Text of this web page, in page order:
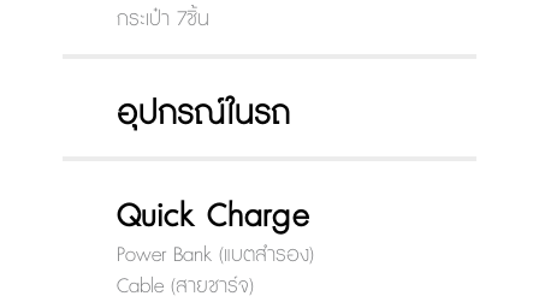
กระเป๋า 7ชิ้น
อุปกรณ์ในรถ
Quick Charge
Power Bank (แบตสำรอง)
Cable (สายชาร์จ)